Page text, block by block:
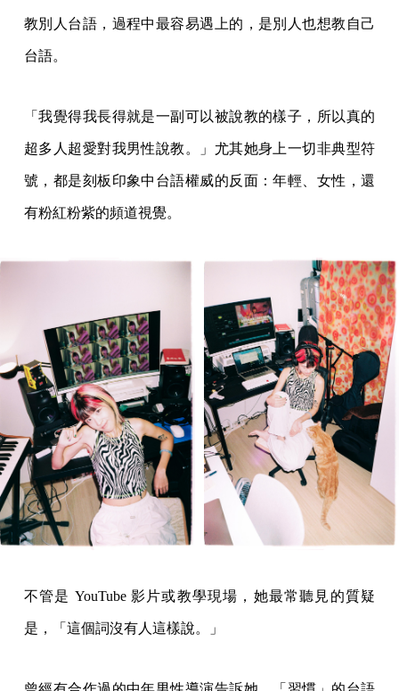
教別人台語，過程中最容易遇上的，是別人也想教自己
台語。
「我覺得我長得就是一副可以被說教的樣子，所以真的
超多人超愛對我男性說教。」尤其她身上一切非典型符
號，都是刻板印象中台語權威的反面：年輕、女性，還
有粉紅粉紫的頻道視覺。
不管是 YouTube 影片或教學現場，她最常聽見的質疑
是，「這個詞沒有人這樣說。」